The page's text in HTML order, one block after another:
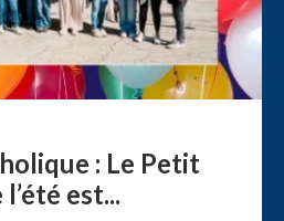
: Le Petit
est...